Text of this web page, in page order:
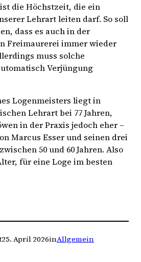
die Höchstzeit, die ein
Lehrart leiten darf. So soll
dass es auch in der
Freimaurerei immer wieder
muss solche
Verjüngung
Logenmeisters liegt in
Lehrart bei 77 Jahren,
in der Praxis jedoch eher –
Marcus Esser und seinen drei
50 und 60 Jahren. Also
für eine Loge im besten
25. April 2026inAllgemein